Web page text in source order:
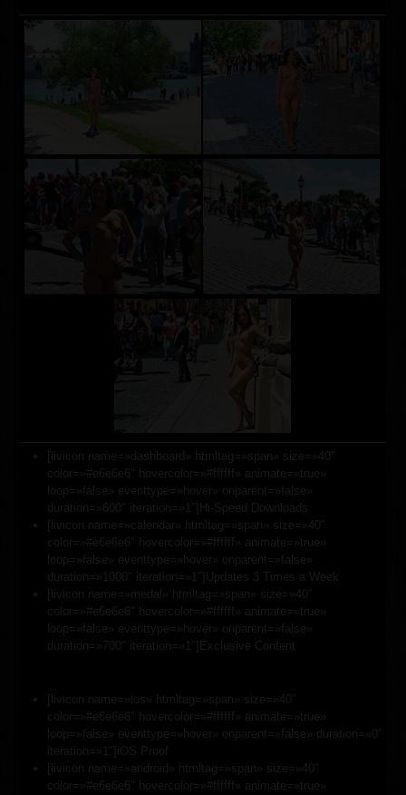
[livicon name=»dashboard» htmltag=»span» size=»40″
color=»#e6e6e6″ hovercolor=»#ffffff» animate=»true»
loop=»false» eventtype=»hover» onparent=»false»
duration=»600″ iteration=»1″]Hi-Speed Downloads
[livicon name=»calendar» htmltag=»span» size=»40″
color=»#e6e6e6″ hovercolor=»#ffffff» animate=»true»
loop=»false» eventtype=»hover» onparent=»false»
duration=»1000″ iteration=»1″]Updates 3 Times a Week
[livicon name=»medal» htmltag=»span» size=»40″
color=»#e6e6e6″ hovercolor=»#ffffff» animate=»true»
loop=»false» eventtype=»hover» onparent=»false»
duration=»700″ iteration=»1″]Exclusive Content
[livicon name=»ios» htmltag=»span» size=»40″
color=»#e6e6e6″ hovercolor=»#ffffff» animate=»true»
loop=»false» eventtype=»hover» onparent=»false» duration=»0″
iteration=»1″]iOS Proof
[livicon name=»android» htmltag=»span» size=»40″
color=»#e6e6e6″ hovercolor=»#ffffff» animate=»true»